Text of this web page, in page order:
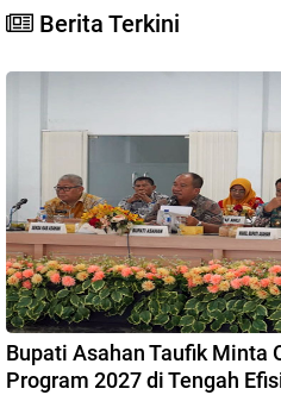
Berita Terkini
Bupati Asahan Taufik Minta
Program 2027 di Tengah